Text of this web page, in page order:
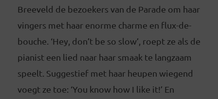
Breeveld de bezoekers van de Parade om haar
vingers met haar enorme charme en flux-de-
bouche. ‘Hey, don’t be so slow’, roept ze als de
pianist een lied naar haar smaak te langzaam
speelt. Suggestief met haar heupen wiegend
voegt ze toe: ‘You know how I like it!’ En